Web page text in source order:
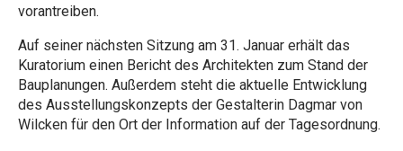
vorantreiben.
Auf seiner nächsten Sitzung am 31. Januar erhält das
Kuratorium einen Bericht des Architekten zum Stand der
Bauplanungen. Außerdem steht die aktuelle Entwicklung
des Ausstellungskonzepts der Gestalterin Dagmar von
Wilcken für den Ort der Information auf der Tagesordnung.